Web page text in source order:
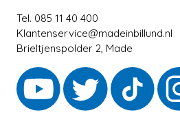
Tel. 085 11 40 400
Klantenservice@madeinbillund.nl
Brieltjenspolder 2, Made